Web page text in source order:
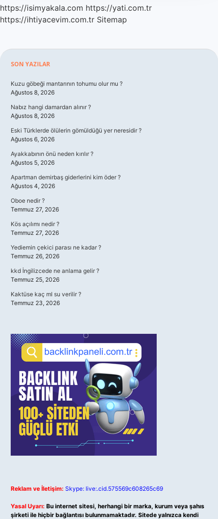
https://isimyakala.com https://yati.com.tr
https://ihtiyacevim.com.tr Sitemap
Sidebar
SON YAZILAR
Kuzu göbeği mantarının tohumu olur mu ?
Ağustos 8, 2026
Nabız hangi damardan alınır ?
Ağustos 8, 2026
Eski Türklerde ölülerin gömüldüğü yer neresidir ?
Ağustos 6, 2026
Ayakkabının önü neden kırılır ?
Ağustos 5, 2026
Apartman demirbaş giderlerini kim öder ?
Ağustos 4, 2026
Oboe nedir ?
Temmuz 27, 2026
Kös açılımı nedir ?
Temmuz 27, 2026
Yediemin çekici parası ne kadar ?
Temmuz 26, 2026
kkd İngilizcede ne anlama gelir ?
Temmuz 25, 2026
Kaktüse kaç ml su verilir ?
Temmuz 23, 2026
Reklam ve İletişim: Skype: live:.cid.575569c608265c69
Yasal Uyarı: Bu internet sitesi, herhangi bir marka, kurum veya şahıs
şirketi ile hiçbir bağlantısı bulunmamaktadır. Sitede yalnızca kendi